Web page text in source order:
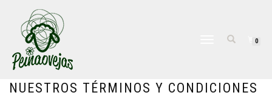
CAMBIAR
0
NUESTROS TÉRMINOS Y CONDICIONES